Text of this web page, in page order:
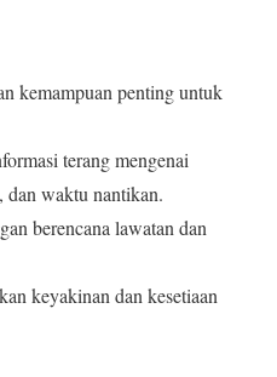
kemampuan penting untuk
terang mengenai
dan waktu nantikan.
berencana lawatan dan
keyakinan dan kesetiaan